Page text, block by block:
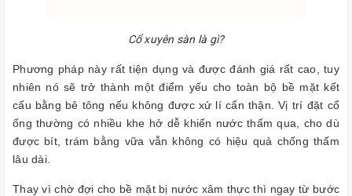
Cổ xuyên sàn là gì?
Phương pháp này rất tiện dụng và được đánh giá rất cao, tuy
nhiên nó sẽ trở thành một điểm yếu cho toàn bộ bề mặt kết
cấu bằng bê tông nếu không được xử lí cẩn thận. Vị trí đặt cổ
ống thường có nhiều khe hở dễ khiến nước thấm qua, cho dù
được bít, trám bằng vữa vẫn không có hiệu quả chống thấm
lâu dài.
Thay vì chờ đợi cho bề mặt bị nước xâm thực thì ngay từ bước